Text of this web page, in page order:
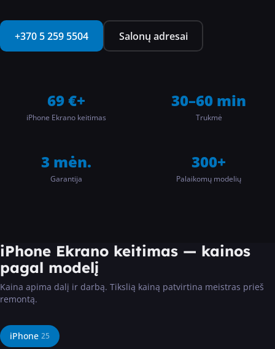
+370 5 259 5504 Salonų adresai
69 €+
iPhone Ekrano keitimas
30–60 min
Trukmė
3 mėn.
Garantija
300+
Palaikomų modelių
iPhone Ekrano keitimas — kainos
pagal modelį
Kaina apima dalį ir darbą. Tikslią kainą patvirtina meistras prieš
remontą.
iPhone 25